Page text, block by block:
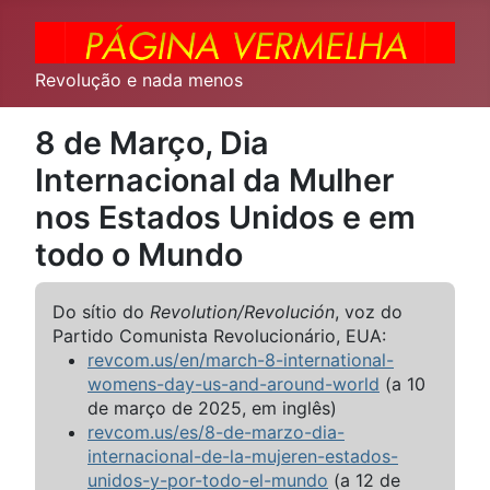
Revolução e nada menos
8 de Março, Dia
Internacional da Mulher
nos Estados Unidos e em
todo o Mundo
Do sítio do Revolution/Revolución, voz do
Partido Comunista Revolucionário, EUA:
revcom.us/en/march-8-international-
womens-day-us-and-around-world (a 10
de março de 2025, em inglês)
revcom.us/es/8-de-marzo-dia-
internacional-de-la-mujeren-estados-
unidos-y-por-todo-el-mundo (a 12 de